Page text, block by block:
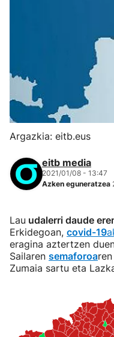
Argazkia: eitb.eus
eitb media
2021/01/08 - 13:47
Azken eguneratzea
Lau udalerri daude
Erkidegoan, covid-19
eragina aztertzen
Sailaren semaforoa
Zumaia sartu eta